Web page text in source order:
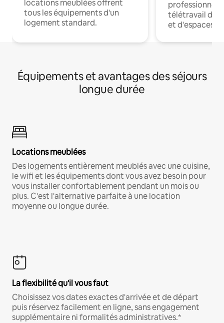
locations meublées offrent
tous les équipements d'un
logement standard.
professionnels
télétravail
et d'espaces
Équipements et avantages des séjours
longue durée
Locations meublées
Des logements entièrement meublés avec une cuisine,
le wifi et les équipements dont vous avez besoin pour
vous installer confortablement pendant un mois ou
plus. C'est l'alternative parfaite à une location
moyenne ou longue durée.
La flexibilité qu'il vous faut
Choisissez vos dates exactes d'arrivée et de départ
puis réservez facilement en ligne, sans engagement
supplémentaire ni formalités administratives.*